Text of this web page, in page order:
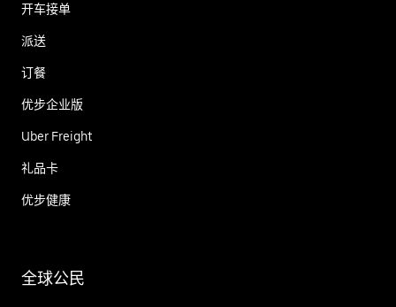
开车接单
派送
订餐
优步企业版
Uber Freight
礼品卡
优步健康
全球公民